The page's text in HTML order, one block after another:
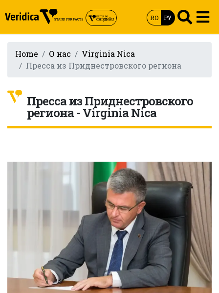
RO РУ
Home О нас
Virginia Nica
Пресса из Приднестровского региона
Пресса из Приднестровского
региона - Virginia Nica